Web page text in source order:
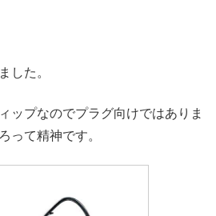
した。
ップなのでプラグ向けではありま
って精神です。